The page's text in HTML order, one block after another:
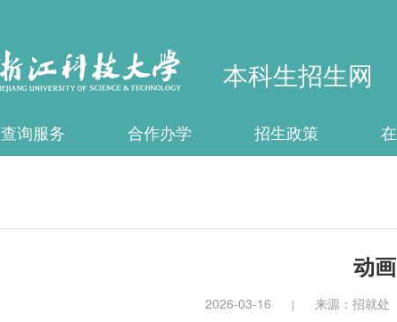
本科生招生网
查询服务 合作办学 招生政策
动画
2026-03-16 | 来源：招就处